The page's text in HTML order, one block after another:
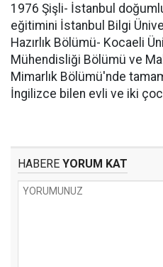
1976 Şişli- İstanbul
eğitimini İstanbul Bilgi
Hazırlık Bölümü- Kocaeli
Mühendisliği Bölümü ve
Mimarlık Bölümü'nde
İngilizce bilen evli ve iki
HABERE YORUM KAT